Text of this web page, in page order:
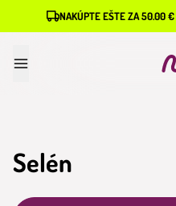
NAKÚPTE EŠTE ZA 50.00 €
Selén